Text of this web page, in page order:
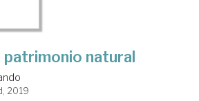
natural
2019